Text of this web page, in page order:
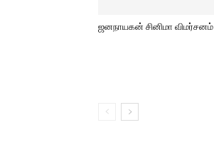
ஜனநாயகன் சினிமா விமர்சனம்